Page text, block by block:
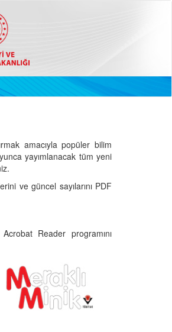
amacıyla popüler bilim
yayımlanacak tüm yeni
ve güncel sayılarını PDF
Reader programını